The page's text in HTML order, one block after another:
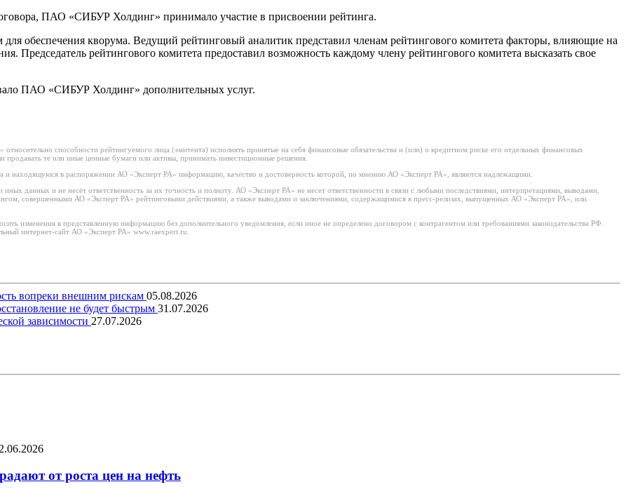
ПАО «СИБУР Холдинг» принимало участие в присвоении рейтинга.
обеспечения кворума. Ведущий рейтинговый аналитик представил членам рейтингового комитета факторы, влияющие на
Председатель рейтингового комитета предоставил возможность каждому члену рейтингового комитета высказать свое
ПАО «СИБУР Холдинг» дополнительных услуг.
способности рейтингуемого лица (эмитента) исполнять принятые на себя финансовые обязательства и (или) о кредитном риске его отдельных финансовых
продавать те или иные ценные бумаги или активы, принимать инвестиционные решения.
находящуюся в распоряжении АО «Эксперт РА» информацию, качество и достоверность которой, по мнению АО «Эксперт РА», являются надлежащими.
данных и не несёт ответственность за их точность и полноту. АО «Эксперт РА» не несет ответственности в связи с любыми последствиями, интерпретациями, выводами,
совершенными АО «Эксперт РА» рейтинговыми действиями, а также выводами и заключениями, содержащимися в пресс-релизах, выпущенных АО «Эксперт РА», или
изменения в представленную информацию без дополнительного уведомления, если иное не определено договором с контрагентом или требованиями законодательства РФ.
интернет-сайт АО «Эксперт РА» www.raexpert.ru.
вопреки внешним рискам 05.08.2026
не будет быстрым 31.07.2026
зависимости 27.07.2026
от роста цен на нефть